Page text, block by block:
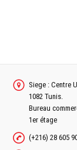
Siege : Centre
1082 Tunis.
Bureau
1er étage
(+216) 28 605